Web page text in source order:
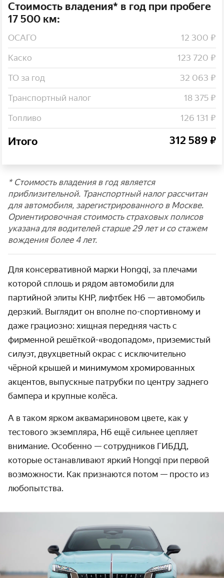
Стоимость владения* в год при пробеге
17 500 км:
ОСАГО
12 300 ₽
Каско
123 720 ₽
ТО за год
32 063 ₽
Транспортный налог
18 375 ₽
Топливо
126 131 ₽
Итого 312 589 ₽
* Стоимость владения в год является
приблизительной. Транспортный налог рассчитан
для автомобиля, зарегистрированного в Москве.
Ориентировочная стоимость страховых полисов
указана для водителей старше 29 лет и со стажем
вождения более 4 лет.
Для консервативной марки Hongqi, за плечами
которой сплошь и рядом автомобили для
партийной элиты КНР, лифтбек H6 — автомобиль
дерзкий. Выглядит он вполне по-спортивному и
даже грациозно: хищная передняя часть с
фирменной решёткой-«водопадом», приземистый
силуэт, двухцветный окрас с исключительно
чёрной крышей и минимумом хромированных
акцентов, выпускные патрубки по центру заднего
бампера и крупные колёса.
А в таком ярком аквамариновом цвете, как у
тестового экземпляра, H6 ещё сильнее цепляет
внимание. Особенно — сотрудников ГИБДД,
которые останавливают яркий Hongqi при первой
возможности. Как признаются потом — просто из
любопытства.